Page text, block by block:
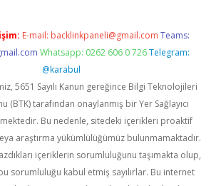
E-mail: backlinkpaneli@gmail.com Teams:
Whatsapp: 0262 606 0 726 Telegram:
@karabul
5651 Sayılı Kanun gereğince Bilgi Teknolojileri
(BTK) tarafından onaylanmış bir Yer Sağlayıcı
Bu nedenle, sitedeki içerikleri proaktif
araştırma yükümlülüğümüz bulunmamaktadır.
içeriklerin sorumluluğunu taşımakta olup,
sorumluluğu kabul etmiş sayılırlar. Bu internet